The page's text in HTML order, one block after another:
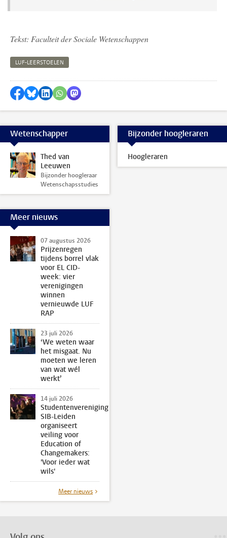
Tekst: Faculteit der Sociale Wetenschappen
LUF-LEERSTOELEN
Delen op Facebook
Delen via Bluesky
Delen op LinkedIn
Delen via WhatsApp
Delen via Mastodon
Wetenschapper
Thed van
Leeuwen
Bijzonder hoogleraar
Wetenschapsstudies
Bijzonder hoogleraren
Hoogleraren
Meer nieuws
07 augustus 2026
Prijzenregen
tijdens borrel vlak
voor EL CID-
week: vier
verenigingen
winnen
vernieuwde LUF
RAP
23 juli 2026
‘We weten waar
het misgaat. Nu
moeten we leren
van wat wél
werkt’
14 juli 2026
Studentenvereniging
SIB-Leiden
organiseert
veiling voor
Education of
Changemakers:
'Voor ieder wat
wils'
Meer nieuws